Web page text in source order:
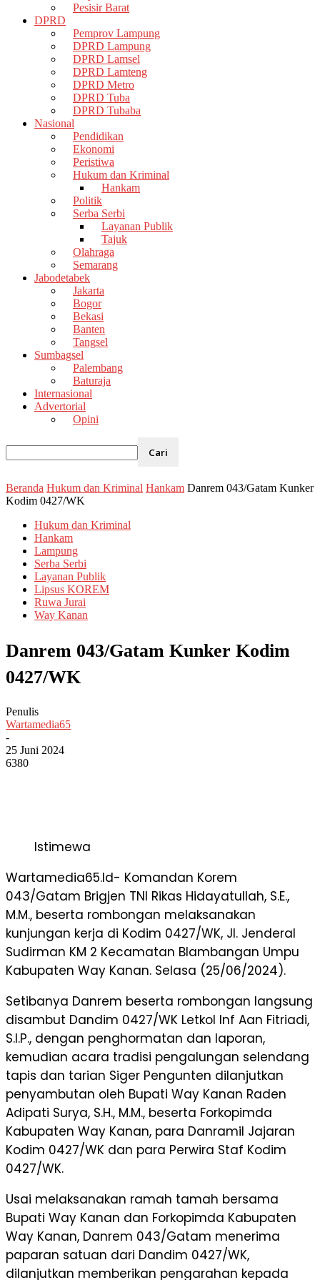
Pesisir Barat
DPRD
Pemprov Lampung
DPRD Lampung
DPRD Lamsel
DPRD Lamteng
DPRD Metro
DPRD Tuba
DPRD Tubaba
Nasional
Pendidikan
Ekonomi
Peristiwa
Hukum dan Kriminal
Hankam
Politik
Serba Serbi
Layanan Publik
Tajuk
Olahraga
Semarang
Jabodetabek
Jakarta
Bogor
Bekasi
Banten
Tangsel
Sumbagsel
Palembang
Baturaja
Internasional
Advertorial
Opini
Beranda Hukum dan Kriminal Hankam Danrem 043/Gatam Kunker
Kodim 0427/WK
Hukum dan Kriminal
Hankam
Lampung
Serba Serbi
Layanan Publik
Lipsus KOREM
Ruwa Jurai
Way Kanan
Danrem 043/Gatam Kunker Kodim
0427/WK
Penulis
Wartamedia65
-
25 Juni 2024
6380
Istimewa
Wartamedia65.Id- Komandan Korem
043/Gatam Brigjen TNI Rikas Hidayatullah, S.E.,
M.M., beserta rombongan melaksanakan
kunjungan kerja di Kodim 0427/WK, Jl. Jenderal
Sudirman KM 2 Kecamatan Blambangan Umpu
Kabupaten Way Kanan. Selasa (25/06/2024).
Setibanya Danrem beserta rombongan langsung
disambut Dandim 0427/WK Letkol Inf Aan Fitriadi,
S.I.P., dengan penghormatan dan laporan,
kemudian acara tradisi pengalungan selendang
tapis dan tarian Siger Pengunten dilanjutkan
penyambutan oleh Bupati Way Kanan Raden
Adipati Surya, S.H., M.M., beserta Forkopimda
Kabupaten Way Kanan, para Danramil Jajaran
Kodim 0427/WK dan para Perwira Staf Kodim
0427/WK.
Usai melaksanakan ramah tamah bersama
Bupati Way Kanan dan Forkopimda Kabupaten
Way Kanan, Danrem 043/Gatam menerima
paparan satuan dari Dandim 0427/WK,
dilanjutkan memberikan pengarahan kepada